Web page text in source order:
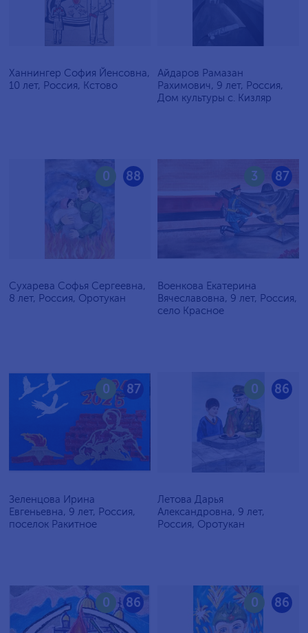
Ханнингер София Йенсовна,
10 лет, Россия, Кстово
Айдаров Рамазан
Рахимович, 9 лет, Россия,
Дом культуры с. Кизляр
88
0
Сухарева Софья Сергеевна,
8 лет, Россия, Оротукан
87
3
Военкова Екатерина
Вячеславовна, 9 лет, Россия,
село Красное
87
0
Зеленцова Ирина
Евгеньевна, 9 лет, Россия,
поселок Ракитное
86
0
Летова Дарья
Александровна, 9 лет,
Россия, Оротукан
86
0 86
0